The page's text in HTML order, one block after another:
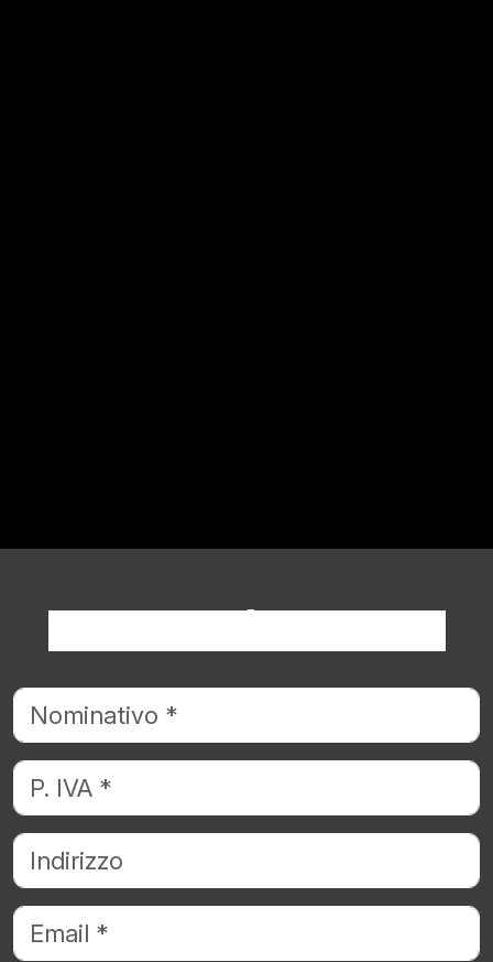
Richiedi informazioni